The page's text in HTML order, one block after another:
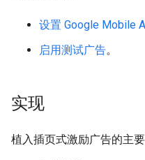
设置 Google Mobile
启用测试广告。
实现
植入插页式激励广告的主